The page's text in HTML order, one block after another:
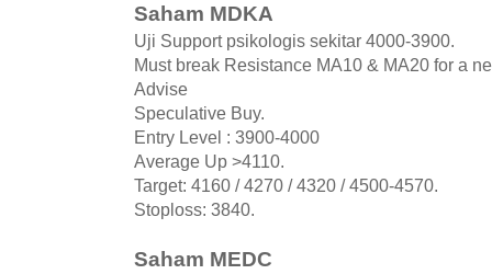
Saham MDKA
Uji Support psikologis sekitar 4000-3900.
Must break Resistance MA10 & MA20 for a
Advise
Speculative Buy.
Entry Level : 3900-4000
Average Up >4110.
Target: 4160 / 4270 / 4320 / 4500-4570.
Stoploss: 3840.
Saham MEDC